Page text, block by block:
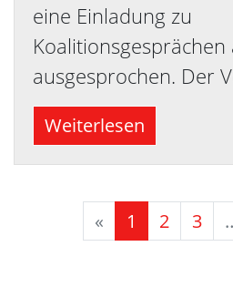
eine Einladung zu
Koalitionsgesprächen
ausgesprochen. Der
Weiterlesen
« 1 2 3